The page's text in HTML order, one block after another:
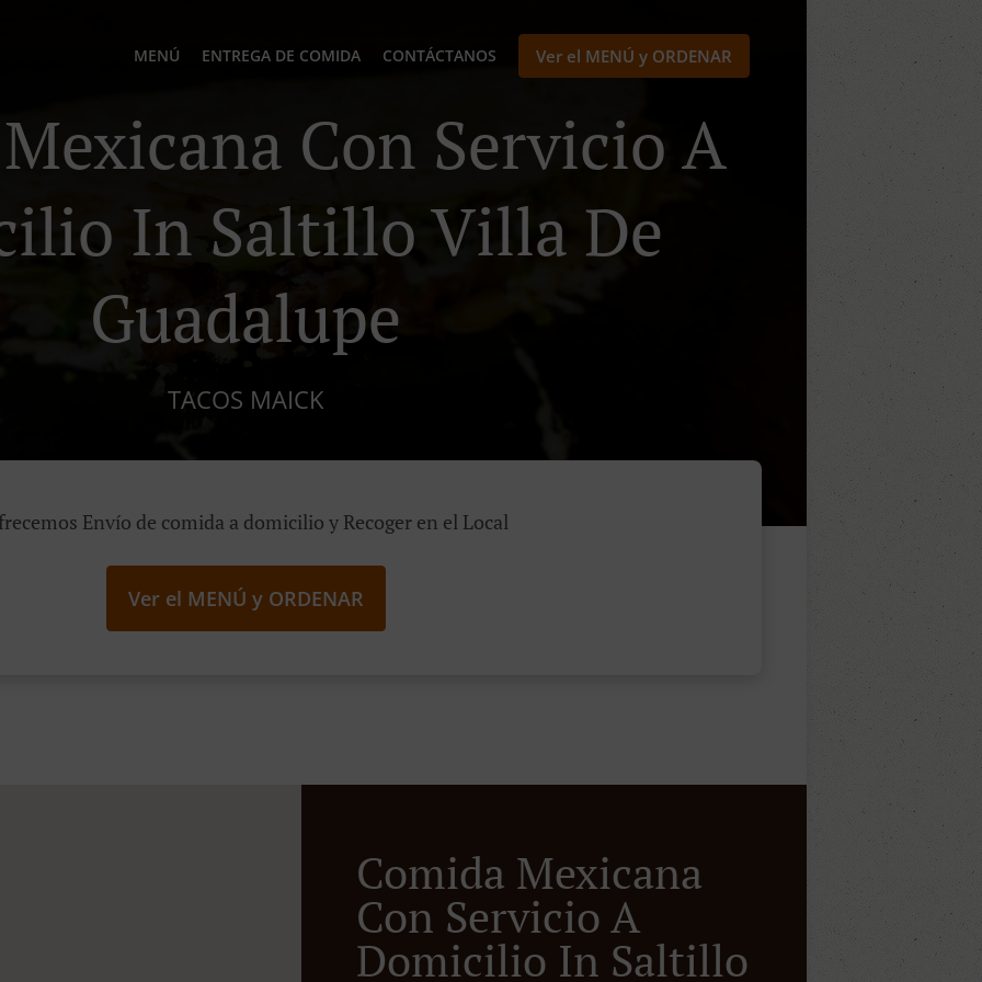
MENÚ ENTREGA DE COMIDA CONTÁCTANOS Ver el MENÚ y ORDENAR
Con Servicio A
In Saltillo Villa De
Guadalupe
TACOS MAICK
Envío de comida a domicilio y Recoger en el Local
Ver el MENÚ y ORDENAR
Comida Mexicana
Con Servicio A
Domicilio In Saltillo